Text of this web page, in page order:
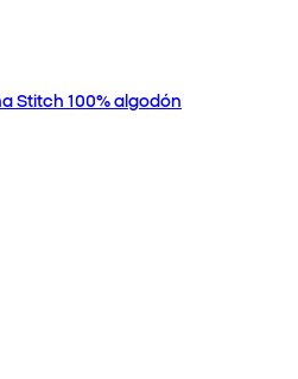
Stitch 100% algodón